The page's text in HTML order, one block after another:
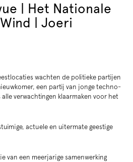
| Het Nationale
| Joeri
wachten de politieke partijen
een partij van jonge techno-
verwachtingen klaarmaken voor het
actuele en uitermate geestige
van een meerjarige samenwerking